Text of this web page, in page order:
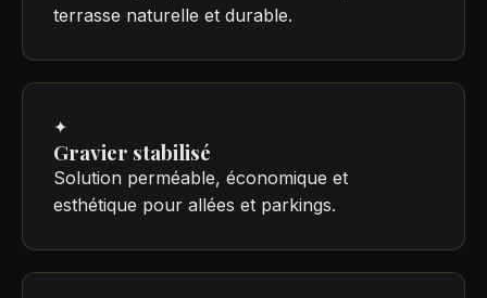
terrasse naturelle et durable.
✦
Gravier stabilisé
Solution perméable, économique et
esthétique pour allées et parkings.